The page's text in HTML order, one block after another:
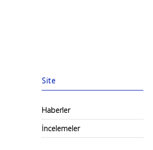
Site
Haberler
İncelemeler